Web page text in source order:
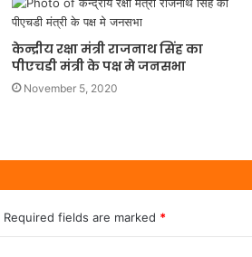
केन्द्रीय रक्षा मंत्री राजनाथ सिंह का
पीएचडी मंत्री के पक्ष मे जनसभा
November 5, 2020
Required fields are marked *